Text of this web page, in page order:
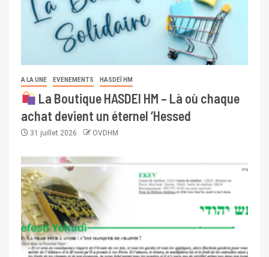
A LA UNE EVENEMENTS HASDEÏ HM
La Boutique HASDEI HM – Là où chaque
achat devient un éternel ‘Hessed
31 juillet 2026 OVDHM